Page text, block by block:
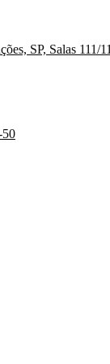
SP, Salas 111/